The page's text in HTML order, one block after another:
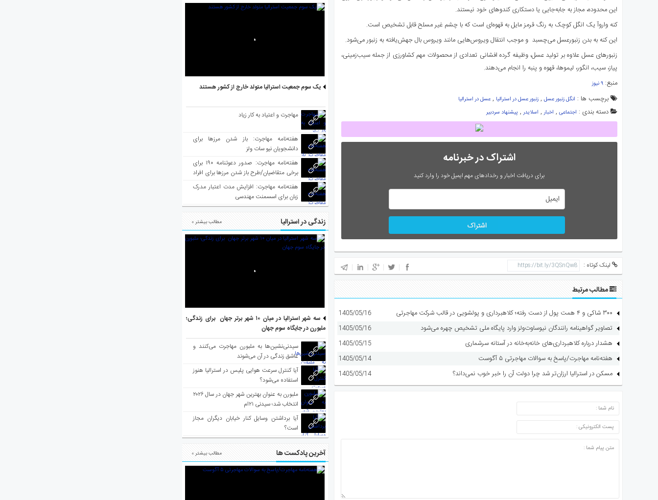
این محدوده، مجاز به جابه‌جایی یا دستکاری کندوهای خود نیستند.
کنه واروآ یک انگل کوچک به رنگ قرمز مایل به قهوه‌ای است که با چشم غیر مسلح قابل تشخیص است.
این کنه به بدن زنبورعسل می‌چسبد و موجب انتقال ویروس‌هایی مانند ویروس بال جهش‌یافته به زنبور می‌شود.
زنبورهای عسل علاوه بر تولید عسل، وظیفه گرده افشانی تعدادی از محصولات مهم کشاورزی از جمله سیب‌زمینی،
پیاز، سیب، انگور، لیموها، قهوه و پنبه را انجام می‌دهند.
منبع: ۹ نیوز
برچسب ها : انگل زنبور عسل , زنبور عسل در استرالیا , عسل در استرالیا
دسته بندی : اجتماعی , اخبار, اسلایدر, پیشنهاد سردبیر
اشتراک در خبرنامه
برای دریافت اخبار و رخدادهای مهم ایمیل خود را وارد کنید
اشتراک
لینک کوتاه :
مطالب مرتبط
۳۰۰ شاکی و ۴ همت پول از دست رفته؛ کلاهبرداری و پولشویی در قالب شرکت مهاجرتی 1405/05/16
تصاویر گواهینامه رانندگان نیوساوت‌ولز وارد پایگاه ملی تشخیص چهره می‌شود 1405/05/16
هشدار درباره کلاهبرداری‌های خانه‌به‌خانه در آستانه سرشماری 1405/05/15
هفته‌نامه مهاجرت/پاسخ به سوالات مهاجرتی ۵ آگوست 1405/05/14
مسکن در استرالیا ارزان‌تر شد چرا دولت آن را خبر خوب نمی‌داند؟ 1405/05/14
ارسال دیدگاه
یک سوم جمعیت استرالیا متولد خارج از کشور هستند
مهاجرت و اعتیاد به کار زیاد
هفته‌نامه مهاجرت: باز شدن مرزها برای
دانشجویان نیو سات ولز
هفته‌نامه مهاجرت: صدور دعوتنامه ۱۹۰ برای
برخی متقاضیان/طرح باز شدن مرزها برای افراد
واکسینه شده
هفته‌نامه مهاجرت: افزایش مدت اعتبار مدرک
زبان برای اسسمنت مهندسی
زندگی در استرالیا مطالب بیشتر »
سه شهر استرالیا در میان ۱۰ شهر برتر جهان برای زندگی؛
ملبورن در جایگاه سوم جهان
سیدنی‌نشین‌ها به ملبورن مهاجرت می‌کنند و
عاشق زندگی در آن می‌شوند
آیا کنترل سرعت هوایی پلیس در استرالیا هنوز
استفاده می‌شود؟
ملبورن به عنوان بهترین شهر جهان در سال ۲۰۲۶
انتخاب شد؛ سیدنی ۲۱‌ام
آیا برداشتن وسایل کنار خیابان دیگران مجاز
است؟
آخرین پادکست ها مطالب بیشتر »